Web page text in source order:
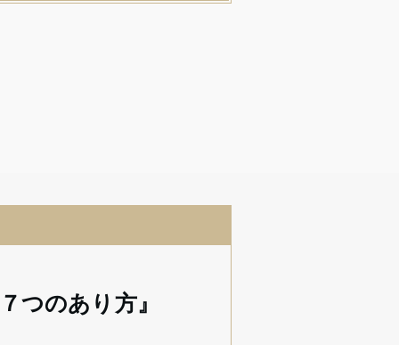
つのあり方』